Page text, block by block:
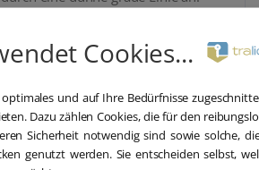
erleichtert das schnelle Scannen von
erleichtert zudem die Optimierung der
auf derselben Oberfläche durch
Zahnradsymbol oder beides.
Cookies...
und auf Ihre Bedürfnisse
Dazu zählen Cookies, die für den
Sicherheit notwendig sind sowie solche,
genutzt werden. Sie entscheiden selbst,